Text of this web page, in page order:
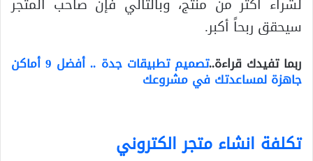
سيحقق ربحاً أكبر.
ربما تفيدك قراءة.. تصميم تطبيقات جدة .. أفضل 9 أماكن
جاهزة لمساعدتك في مشروعك
تكلفة انشاء متجر الكتروني